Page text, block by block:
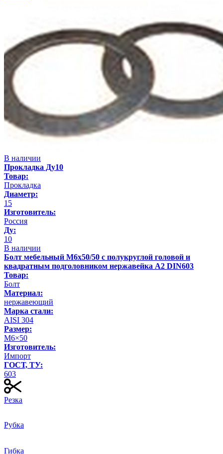
В наличии
Прокладка Ду10
Товар:
Прокладка
Диаметр:
15
Изготовитель:
Россия
Ду:
10
В наличии
Болт мебельный М6х50/50 с полукруглой головой и
квадратным подголовником нержавейка А2 DIN603
Товар:
Болт
Материал:
нержавеющий
Марка стали:
AISI 304
Размер:
М6×50
Изготовитель:
Импорт
ГОСТ, ТУ:
603
Резка
Рубка
Гибка